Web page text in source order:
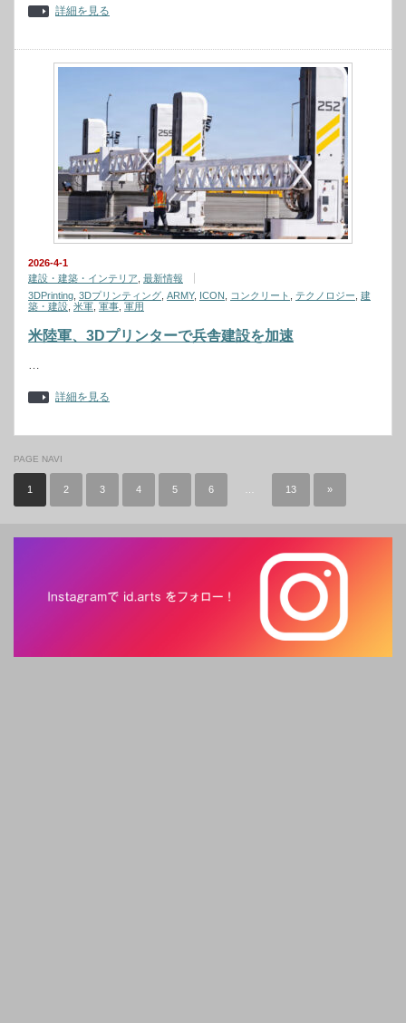
詳細を見る
2026-4-1
建設・建築・インテリア 最新情報
3DPrinting 3Dプリンティング ARMY, ICON コンクリート テクノロジー 建
築・建設 米軍 軍事 軍用
米陸軍、3Dプリンターで兵舎建設を加速
…
詳細を見る
PAGE NAVI
1 2 3 4 5 6 13 »